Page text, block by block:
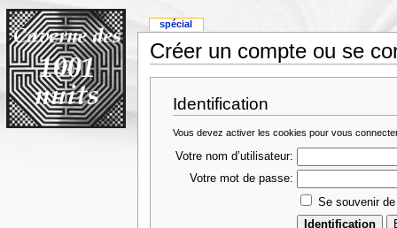
Créer un compte ou se
Identification
Vous devez activer les cookies pour vous
Votre nom d’utilisateur:
Votre mot de passe:
Se souvenir
spécial